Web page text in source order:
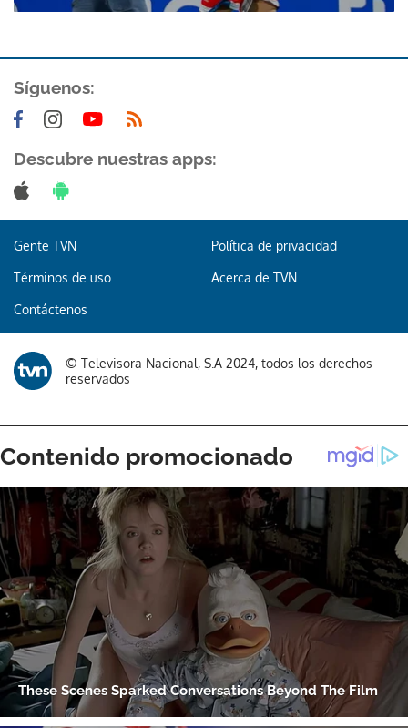
Síguenos:
Descubre nuestras apps:
Gente TVN Política de privacidad
Términos de uso Acerca de TVN
Contáctenos
© Televisora Nacional, S.A 2024, todos los derechos
reservados